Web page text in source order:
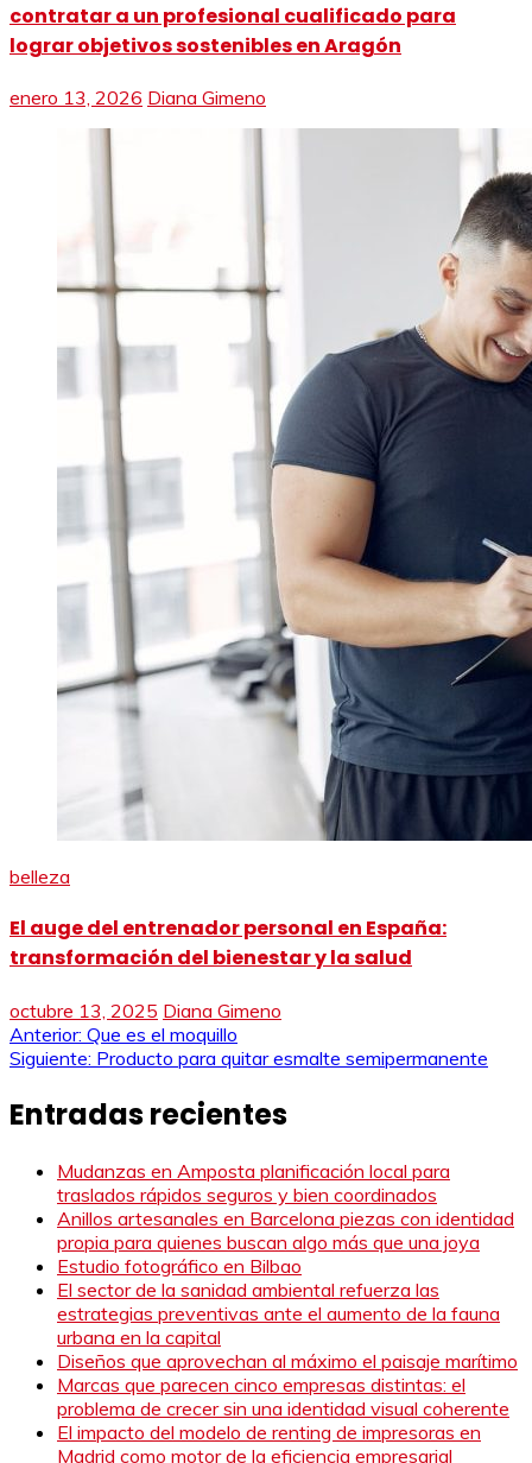
contratar a un profesional cualificado para
lograr objetivos sostenibles en Aragón
enero 13, 2026 Diana Gimeno
belleza
El auge del entrenador personal en España:
transformación del bienestar y la salud
octubre 13, 2025 Diana Gimeno
Navegación
entradas
Anterior: Que es el moquillo
Siguiente: Producto para quitar esmalte semipermanente
Entradas recientes
Mudanzas en Amposta planificación local para
traslados rápidos seguros y bien coordinados
Anillos artesanales en Barcelona piezas con identidad
propia para quienes buscan algo más que una joya
Estudio fotográfico en Bilbao
El sector de la sanidad ambiental refuerza las
estrategias preventivas ante el aumento de la fauna
urbana en la capital
Diseños que aprovechan al máximo el paisaje marítimo
Marcas que parecen cinco empresas distintas: el
problema de crecer sin una identidad visual coherente
El impacto del modelo de renting de impresoras en
Madrid como motor de la eficiencia empresarial